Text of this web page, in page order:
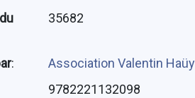
35682
:
Association Valentin Haüy
9782221132098